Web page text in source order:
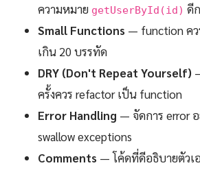
ความหมาย getUserById(id) ดี
Small Functions — function คว
เกิน 20 บรรทัด
DRY (Don't Repeat Yourself)
ครั้งควร refactor เป็น function
Error Handling — จัดการ error
swallow exceptions
Comments — โค้ดที่ดีอธิบายตัวเ